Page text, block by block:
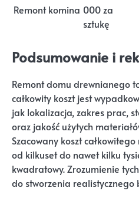
Remont komina 000 za
sztukę
Podsumowanie i
Remont domu drewnianego
całkowity koszt jest
jak lokalizacja, zakres prac,
oraz jakość użytych
Szacowany koszt
od kilkuset do nawet kilku
kwadratowy. Zrozumienie
do stworzenia realistycznego